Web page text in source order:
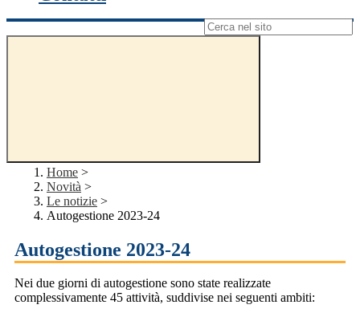
Campo di ricerca per le pagine del sito
Home >
Novità >
Le notizie >
Autogestione 2023-24
Autogestione 2023-24
Nei due giorni di autogestione sono state realizzate
complessivamente 45 attività, suddivise nei seguenti ambiti: